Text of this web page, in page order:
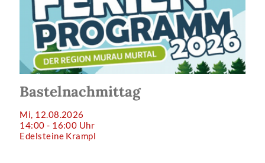
Bastelnachmittag
Mi, 12.08.2026
14:00 - 16:00 Uhr
Edelsteine Krampl